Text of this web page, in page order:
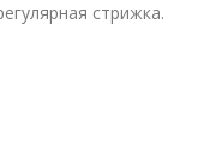
стрижка.